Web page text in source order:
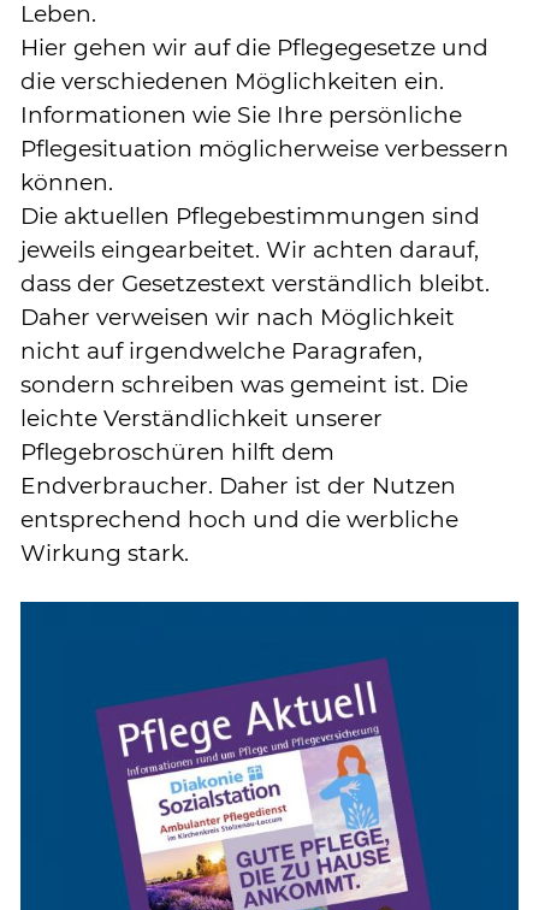
Leben.
Hier gehen wir auf die Pflegegesetze und
die verschiedenen Möglichkeiten ein.
Informationen wie Sie Ihre persönliche
Pflegesituation möglicherweise verbessern
können.
Die aktuellen Pflegebestimmungen sind
jeweils eingearbeitet. Wir achten darauf,
dass der Gesetzestext verständlich bleibt.
Daher verweisen wir nach Möglichkeit
nicht auf irgendwelche Paragrafen,
sondern schreiben was gemeint ist. Die
leichte Verständlichkeit unserer
Pflegebroschüren hilft dem
Endverbraucher. Daher ist der Nutzen
entsprechend hoch und die werbliche
Wirkung stark.